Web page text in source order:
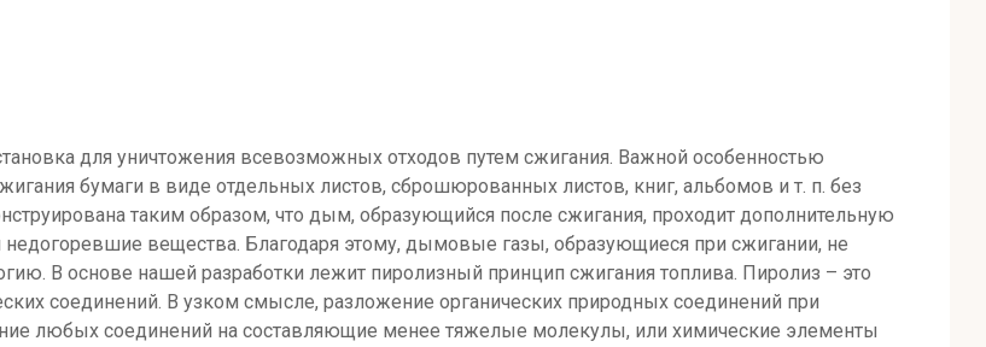
для уничтожения всевозможных отходов путем сжигания. Важной особенностью
бумаги в виде отдельных листов, сброшюрованных листов, книг, альбомов и т. п. без
таким образом, что дым, образующийся после сжигания, проходит дополнительную
недогоревшие вещества. Благодаря этому, дымовые газы, образующиеся при сжигании, не
В основе нашей разработки лежит пиролизный принцип сжигания топлива. Пиролиз – это
соединений. В узком смысле, разложение органических природных соединений при
любых соединений на составляющие менее тяжелые молекулы, или химические элементы